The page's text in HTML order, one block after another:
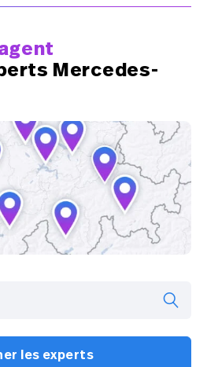
Mercedes-
les experts